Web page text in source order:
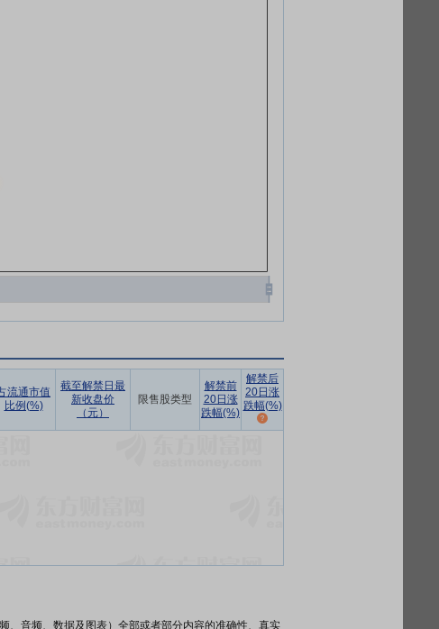
流通市值
比例(%)
截至解禁日最
新收盘价
（元）
限售股类型
解禁前
20日涨
跌幅(%)
解禁后
20日涨
跌幅(%)
、音频、数据及图表）全部或者部分内容的准确性、真实